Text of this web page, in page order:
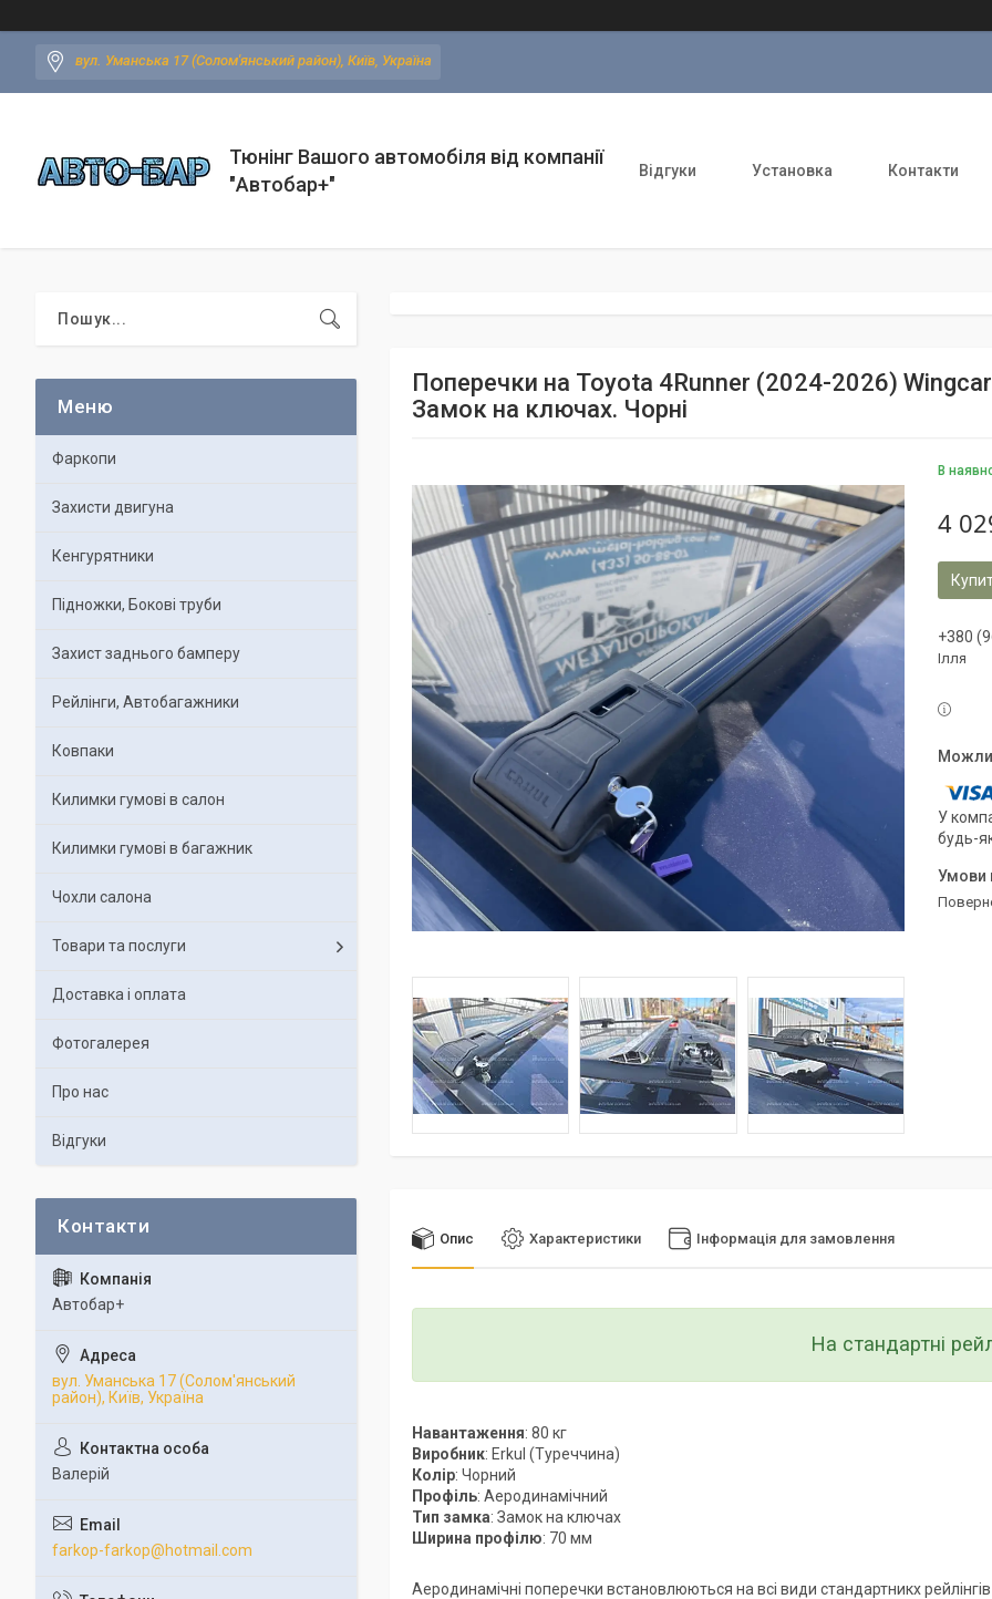
вул. Уманська 17 (Солом'янський район), Київ, Україна
Тюнінг Вашого автомобіля від компанії
"Автобар+"
Відгуки Установка Контакти
Поперечки на Toyota 4Runner (2024-2026)
Замок на ключах. Чорні
В
4
+380
Ілля
У
будь-
Опис Характеристики Інформація для замовлення
На стандартні
Навантаження: 80 кг
Виробник: Erkul (Туреччина)
Колір: Чорний
Профіль: Аеродинамічний
Тип замка: Замок на ключах
Ширина профілю: 70 мм
Аеродинамічні поперечки встановлюються на всі види стандартникх
Фаркопи
Захисти двигуна
Кенгурятники
Підножки, Бокові труби
Захист заднього бамперу
Рейлінги, Автобагажники
Ковпаки
Килимки гумові в салон
Килимки гумові в багажник
Чохли салона
Товари та послуги
Доставка і оплата
Фотогалерея
Про нас
Відгуки
Автобар+
вул. Уманська 17 (Солом'янський
район), Київ, Україна
Валерій
farkop-farkop@hotmail.com